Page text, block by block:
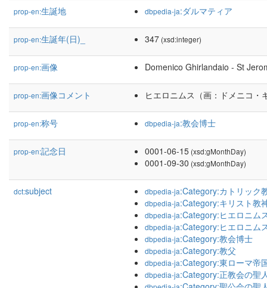
prop-en:生誕地 dbpedia-ja:ダルマティア
prop-en:生誕年(日)_ 347 (xsd:integer)
prop-en:画像 Domenico Ghirlandaio - St
prop-en:画像コメント ヒエロニムス（画：ドメニコ・
prop-en:称号 dbpedia-ja:教会博士
prop-en:記念日 0001-06-15 (xsd:gMonthDay)
0001-09-30 (xsd:gMonthDay)
dct:subject dbpedia-ja:Category:カトリック
dbpedia-ja:Category:キリスト教
dbpedia-ja:Category:ヒエロニム
dbpedia-ja:Category:ヒエロニム
dbpedia-ja:Category:教会博士
dbpedia-ja:Category:教父
dbpedia-ja:Category:東ローマ帝
dbpedia-ja:Category:正教会の聖